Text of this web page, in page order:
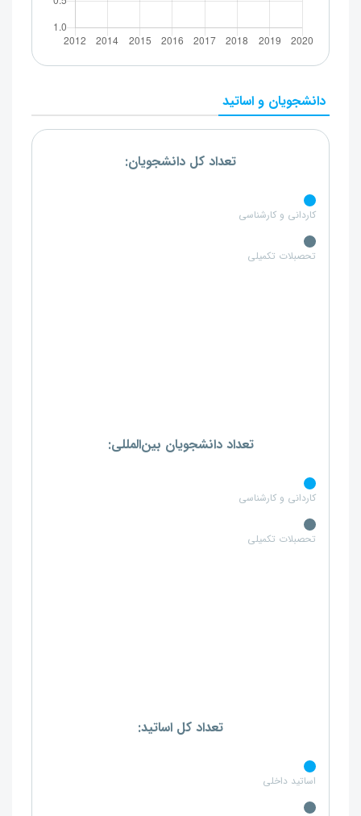
دانشجویان و اساتید
تعداد کل دانشجویان:
کاردانی و کارشناسی
تحصبلات تکمیلی
تعداد دانشجویان بین‌المللی:
کاردانی و کارشناسی
تحصبلات تکمیلی
تعداد کل اساتید:
اساتید داخلی